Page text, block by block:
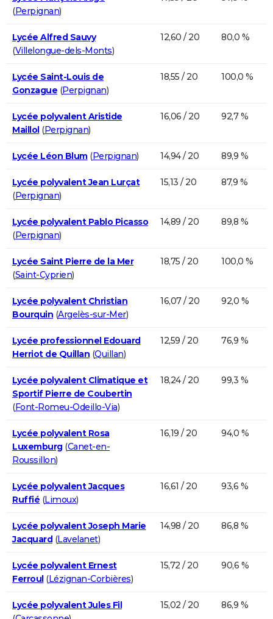
(Perpignan)
Lycée Alfred Sauvy
(Villelongue-dels-Monts)
12,60 / 20 80,0 %
Lycée Saint-Louis de
Gonzague (Perpignan)
18,55 / 20 100,0 %
Lycée polyvalent Aristide
Maillol(Perpignan)
16,06 / 20 92,7 %
Lycée Léon Blum(Perpignan) 14,94 / 20 89,9 %
Lycée polyvalent Jean Lurçat
(Perpignan)
15,13 / 20 87,9 %
Lycée polyvalent Pablo Picasso
(Perpignan)
14,89 / 20 89,8 %
Lycée Saint Pierre de la Mer
(Saint-Cyprien)
18,75 / 20 100,0 %
Lycée polyvalent Christian
Bourquin (Argelès-sur-Mer)
16,07 / 20 92,0 %
Lycée professionnel Edouard
Herriot de Quillan (Quillan)
12,59 / 20 76,9 %
Lycée polyvalent Climatique et
Sportif Pierre de Coubertin
(Font-Romeu-Odeillo-Via)
18,24 / 20 99,3 %
Lycée polyvalent Rosa
Luxemburg(Canet-en-
Roussillon)
16,19 / 20 94,0 %
Lycée polyvalent Jacques
Ruffié (Limoux)
16,61 / 20 93,6 %
Lycée polyvalent Joseph Marie
Jacquard(Lavelanet)
14,98 / 20 86,8 %
Lycée polyvalent Ernest
Ferroul(Lézignan-Corbières)
15,72 / 20 90,6 %
Lycée polyvalent Jules Fil
15,02 / 20 86,9 %